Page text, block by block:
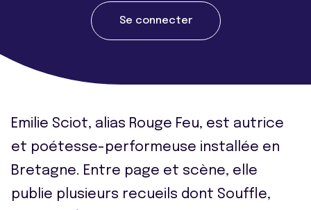
Se connecter
Emilie Sciot, alias Rouge Feu, est autrice
et poétesse-performeuse installée en
Bretagne. Entre page et scène, elle
publie plusieurs recueils dont Souffle,